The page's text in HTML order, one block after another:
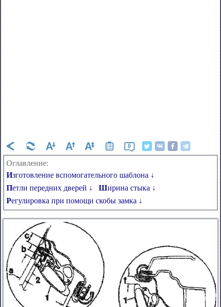
0
Оглавление:
Изготовление вспомогательного шаблона ↓
Петли передних дверей ↓
Ширина стыка ↓
Регулировка при помощи скобы замка ↓